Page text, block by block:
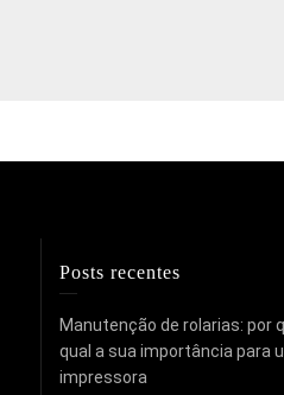
Posts recentes
Manutenção de rolarias: por
qual a sua importância para
impressora